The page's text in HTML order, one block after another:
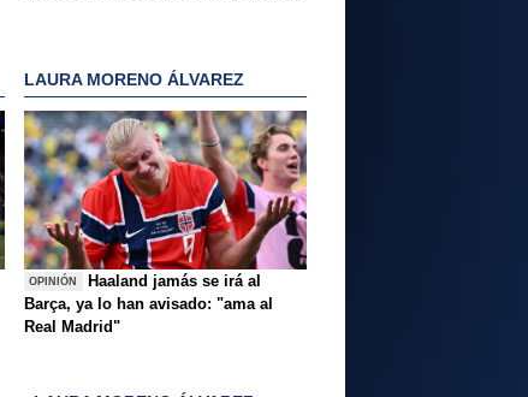
LAURA MORENO ÁLVAREZ
OPINIÓN
Haaland jamás se irá al
Barça, ya lo han avisado: "ama al
Real Madrid"